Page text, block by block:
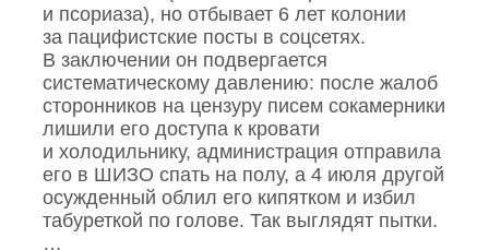
и псориаза), но отбывает 6 лет колонии
за пацифистские посты в соцсетях.
В заключении он подвергается
систематическому давлению: после жалоб
сторонников на цензуру писем сокамерники
лишили его доступа к кровати
и холодильнику, администрация отправила
его в ШИЗО спать на полу, а 4 июля другой
осужденный облил его кипятком и избил
табуреткой по голове. Так выглядят пытки.
…